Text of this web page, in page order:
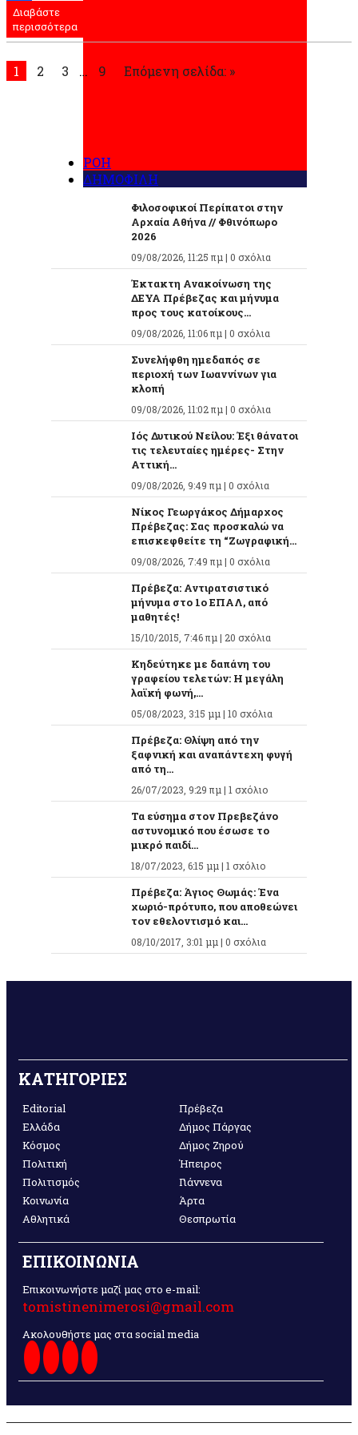
Μοιραστείτε
Διαβάστε
περισσότερα
1 2 3 … 9 Επόμενη σελίδα: »
ΡΟΗ
ΔΗΜΟΦΙΛΗ
Φιλοσοφικοί Περίπατοι στην
Αρχαία Αθήνα // Φθινόπωρο
2026
09/08/2026, 11:25 πμ | 0 σχόλια
Έκτακτη Ανακοίνωση της
ΔΕΥΑ Πρέβεζας και μήνυμα
προς τους κατοίκους...
09/08/2026, 11:06 πμ | 0 σχόλια
Συνελήφθη ημεδαπός σε
περιοχή των Ιωαννίνων για
κλοπή
09/08/2026, 11:02 πμ | 0 σχόλια
Ιός Δυτικού Νείλου: Έξι θάνατοι
τις τελευταίες ημέρες- Στην
Αττική...
09/08/2026, 9:49 πμ | 0 σχόλια
Νίκος Γεωργάκος Δήμαρχος
Πρέβεζας: Σας προσκαλώ να
επισκεφθείτε τη “Ζωγραφική...
09/08/2026, 7:49 πμ | 0 σχόλια
Πρέβεζα: Αντιρατσιστικό
μήνυμα στο 1ο ΕΠΑΛ, από
μαθητές!
15/10/2015, 7:46 πμ | 20 σχόλια
Κηδεύτηκε με δαπάνη του
γραφείου τελετών: Η μεγάλη
λαϊκή φωνή,...
05/08/2023, 3:15 μμ | 10 σχόλια
Πρέβεζα: Θλίψη από την
ξαφνική και αναπάντεχη φυγή
από τη...
26/07/2023, 9:29 πμ | 1 σχόλιο
Τα εύσημα στον Πρεβεζάνο
αστυνομικό που έσωσε το
μικρό παιδί...
18/07/2023, 6:15 μμ | 1 σχόλιο
Πρέβεζα: Άγιος Θωμάς: Ένα
χωριό-πρότυπο, που αποθεώνει
τον εθελοντισμό και...
08/10/2017, 3:01 μμ | 0 σχόλια
ΚΑΤΗΓΟΡΙΕΣ
Editorial
Ελλάδα
Κόσμος
Πολιτική
Πολιτισμός
Κοινωνία
Αθλητικά
Πρέβεζα
Δήμος Πάργας
Δήμος Ζηρού
Ήπειρος
Γιάννενα
Άρτα
Θεσπρωτία
ΕΠΙΚΟΙΝΩΝΙΑ
Επικοινωνήστε μαζί μας στο e-mail:
tomistinenimerosi@gmail.com
Ακολουθήστε μας στα social media